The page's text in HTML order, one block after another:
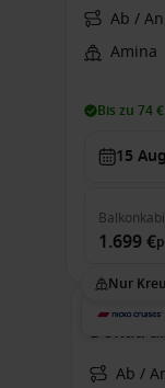
Ab /
Amina
Bis zu 74
15
1.699 €
Nur
Donau
Ab /